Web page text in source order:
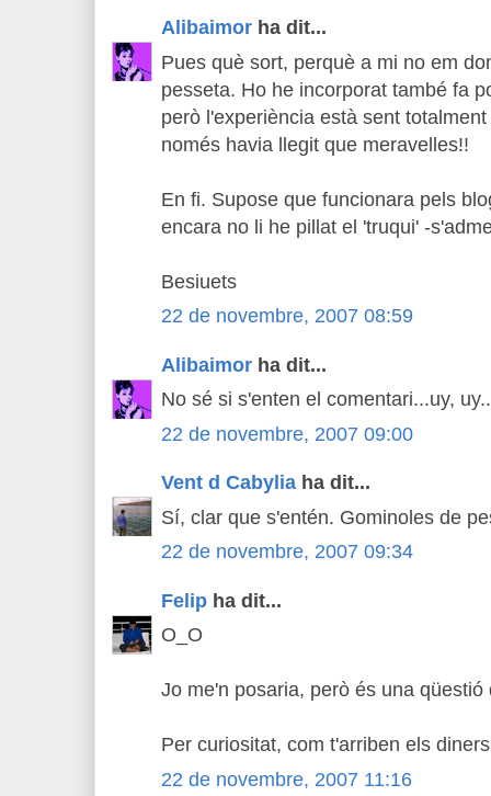
Alibaimor ha dit...
Pues què sort, perquè a mi no em
pesseta. Ho he incorporat també fa
però l'experiència està sent
només havia llegit que meravelles!!
En fi. Supose que funcionara pels
encara no li he pillat el 'truqui' -
Besiuets
22 de novembre, 2007 08:59
Alibaimor ha dit...
No sé si s'enten el comentari...uy,
22 de novembre, 2007 09:00
Vent d Cabylia ha dit...
Sí, clar que s'entén. Gominoles de
22 de novembre, 2007 09:34
Felip ha dit...
O_O
Jo me'n posaria, però és una qüestió
Per curiositat, com t'arriben els
22 de novembre, 2007 11:16